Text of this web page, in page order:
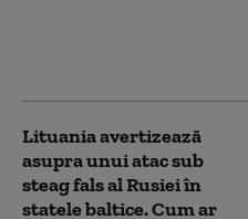
Lituania avertizează
asupra unui atac sub
steag fals al Rusiei în
statele baltice. Cum ar